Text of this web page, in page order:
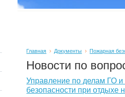
Главная Документы Пожарная
Новости по
Управление по делам ГО
безопасности при отдыхе